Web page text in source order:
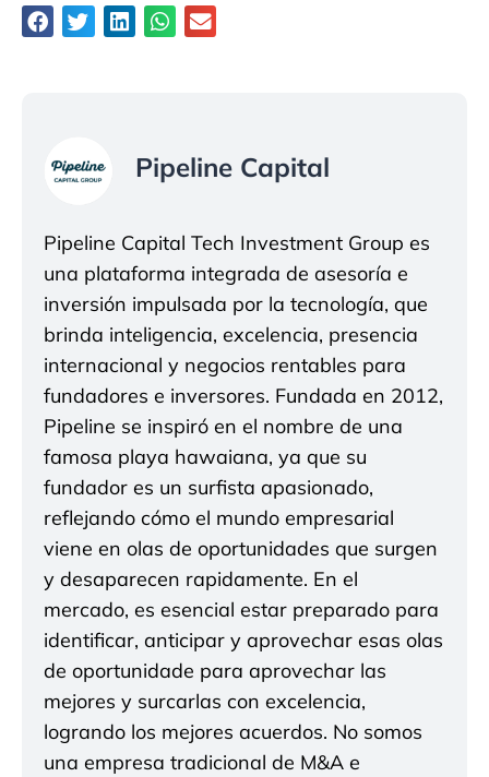
Pipeline Capital
Pipeline Capital Tech Investment Group es
una plataforma integrada de asesoría e
inversión impulsada por la tecnología, que
brinda inteligencia, excelencia, presencia
internacional y negocios rentables para
fundadores e inversores. Fundada en 2012,
Pipeline se inspiró en el nombre de una
famosa playa hawaiana, ya que su
fundador es un surfista apasionado,
reflejando cómo el mundo empresarial
viene en olas de oportunidades que surgen
y desaparecen rapidamente. En el
mercado, es esencial estar preparado para
identificar, anticipar y aprovechar esas olas
de oportunidade para aprovechar las
mejores y surcarlas con excelencia,
logrando los mejores acuerdos. No somos
una empresa tradicional de M&A e